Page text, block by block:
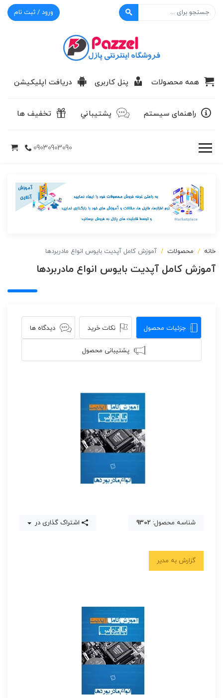
ورود / ثبت نام
همه محصولات پنل کاربری دریافت اپلیکیشن
راهنمای سیستم پشتيباني تخفیف ها
09030903090
خانه محصولات آموزش کامل آپدیت بایوس انواع مادربردها
آموزش کامل آپدیت بایوس انواع مادربردها
جزئیات محصول نکات خرید دیدگاه ها
پشتیبانی محصول
شناسه محصول: 9302 اشتراک گذاری در
گزارش به مدیر